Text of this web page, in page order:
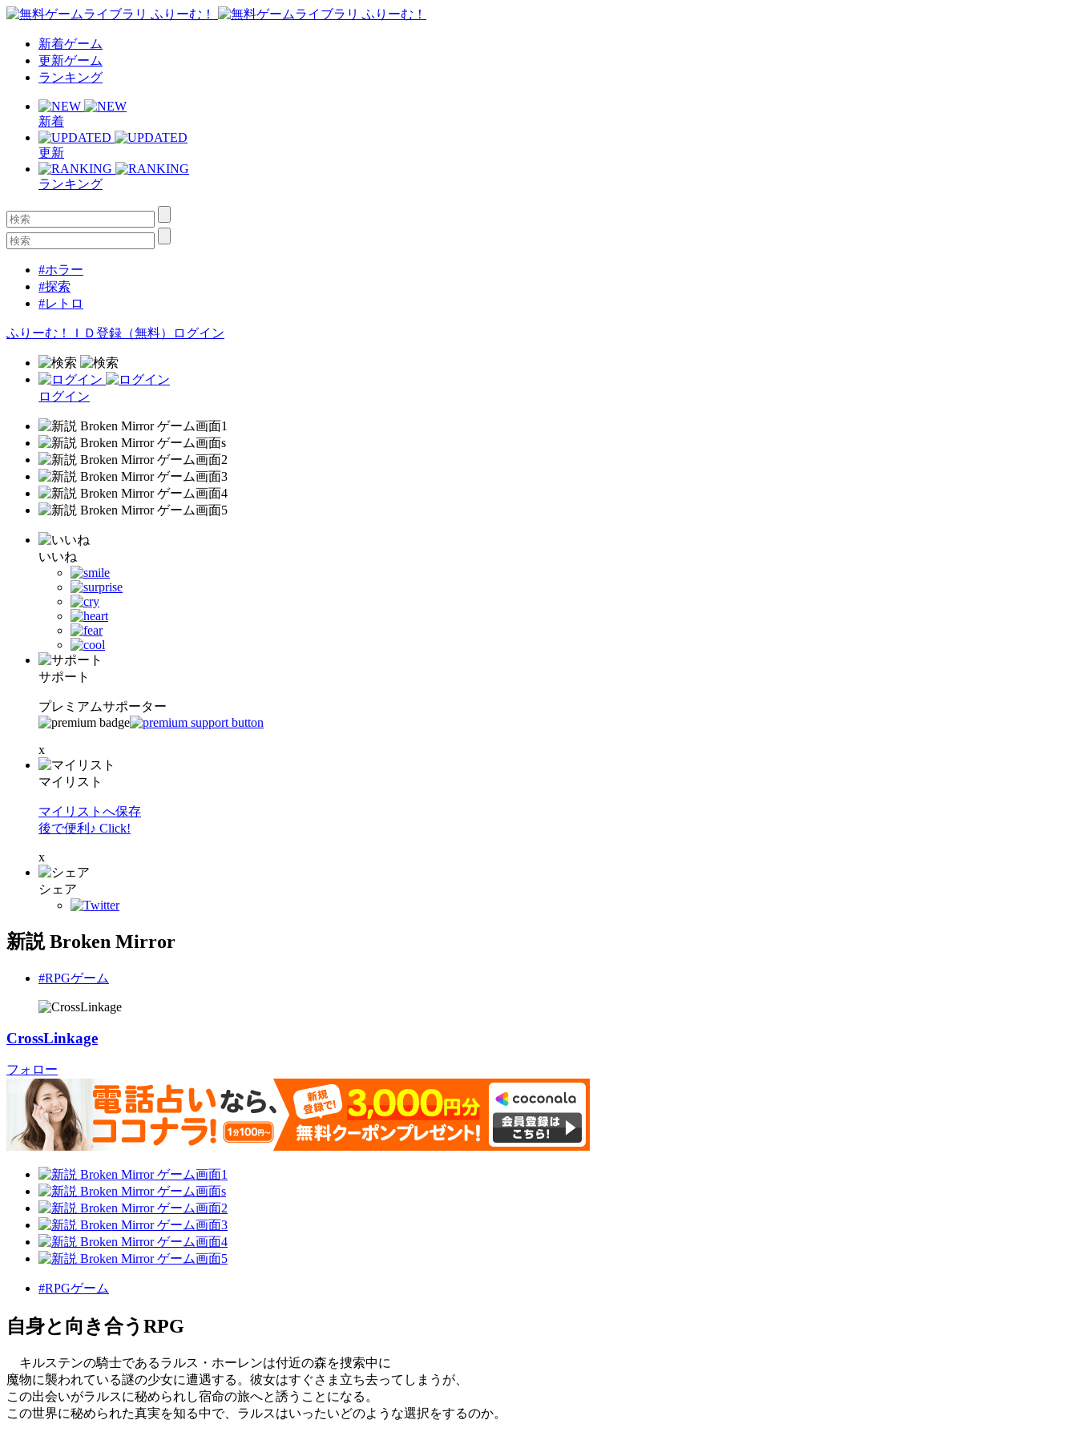
新着ゲーム
更新ゲーム
ランキング
新着
更新
ランキング
#ホラー
#探索
#レトロ
ふりーむ！ＩＤ登録（無料） ログイン
ログイン
いいね
サポート
プレミアムサポーター
x
マイリスト
マイリストへ保存
後で便利♪ Click!
x
シェア
新説 Broken Mirror
#RPGゲーム
CrossLinkage
フォロー
#RPGゲーム
自身と向き合うRPG
キルステンの騎士であるラルス・ホーレンは付近の森を捜索中に
魔物に襲われている謎の少女に遭遇する。彼女はすぐさま立ち去ってしまうが、
この出会いがラルスに秘められし宿命の旅へと誘うことになる。
この世界に秘められた真実を知る中で、ラルスはいったいどのような選択をするのか。